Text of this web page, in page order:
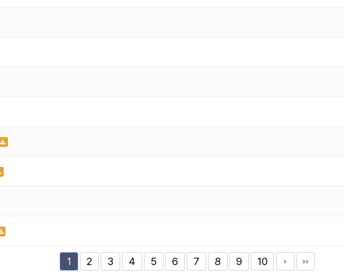
1 2 3 4 5 6 7 8 9 10